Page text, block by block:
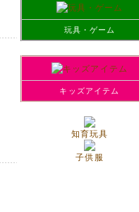
玩具・ゲーム
キッズアイテム
知育玩具
子供服